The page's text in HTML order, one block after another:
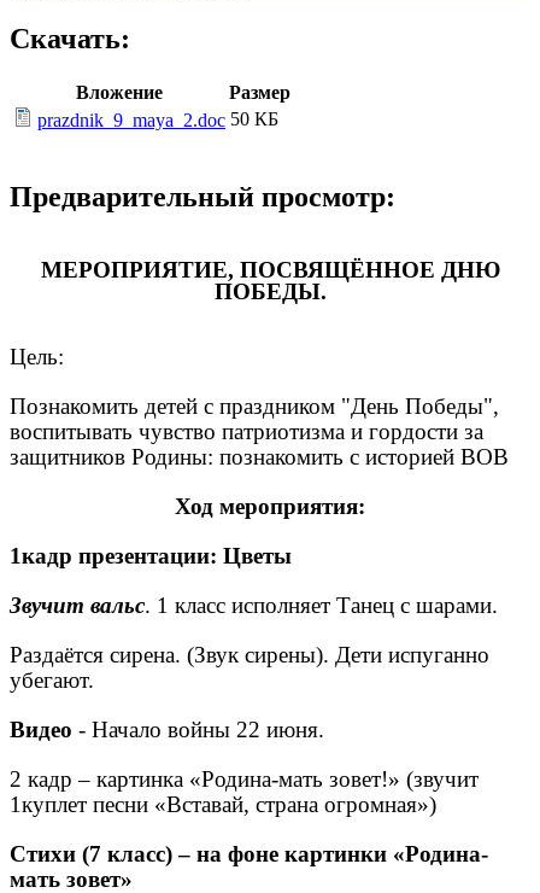
Скачать:
Вложение
Размер
prazdnik_9_maya_2.doc 50 КБ
Предварительный просмотр:
МЕРОПРИЯТИЕ, ПОСВЯЩЁННОЕ ДНЮ
ПОБЕДЫ.
Цель:
Познакомить детей с праздником "День Победы",
воспитывать чувство патриотизма и гордости за
защитников Родины: познакомить с историей ВОВ
Ход мероприятия:
1кадр презентации: Цветы
Звучит вальс. 1 класс исполняет Танец с шарами.
Раздаётся сирена. (Звук сирены). Дети испуганно
убегают.
Видео - Начало войны 22 июня.
2 кадр – картинка «Родина-мать зовет!» (звучит
1куплет песни «Вставай, страна огромная»)
Стихи (7 класс) – на фоне картинки «Родина-
мать зовет»